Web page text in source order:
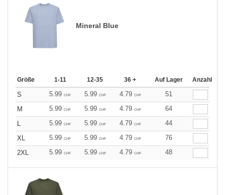
Mineral Blue
Größe 1-11 12-35 36 + Auf Lager Anzahl
S 5.99 CHF 5.99 CHF 4.79 CHF
51
M
5.99 CHF 5.99 CHF 4.79 CHF
64
L
5.99 CHF 5.99 CHF 4.79 CHF
44
XL
5.99 CHF 5.99 CHF 4.79 CHF
76
2XL
5.99 CHF 5.99 CHF 4.79 CHF 48